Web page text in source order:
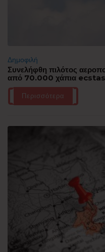
Δημοφιλή
Συνελήφθη πιλότος
από 70.000 χάπια
Περισσότερα